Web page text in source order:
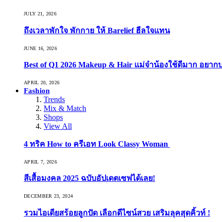
JULY 21, 2026
ถึงเวลาพักใจ พักกาย ให้ Barelief ฮีลใจแทน
JUNE 16, 2026
Best of Q1 2026 Makeup & Hair แม่จ๋าน้องใช้ดีมาก อยาก
APRIL 20, 2026
Fashion
Trends
Mix & Match
Shops
View All
4 ทริค How to ครีเอท Look Classy Woman
APRIL 7, 2026
สีเสื้อมงคล 2025 ฉบับอัปเดตเซฟได้เลย!
DECEMBER 23, 2024
รวมไอเดียสร้อยลูกปัด เลือกดีไซน์สวย เสริมลุคสุดคิ้วท์ !